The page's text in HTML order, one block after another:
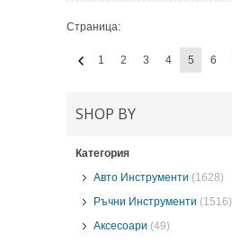
Страница:
1 2 3 4 5 6
SHOP BY
Категория
Авто Инструменти (1628)
Ръчни Инструменти (1516)
Аксесоари (49)